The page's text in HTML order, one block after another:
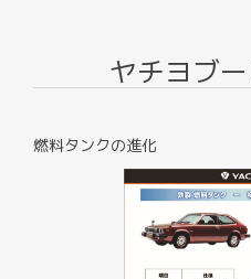
ヤチヨブ
燃料タンクの進化